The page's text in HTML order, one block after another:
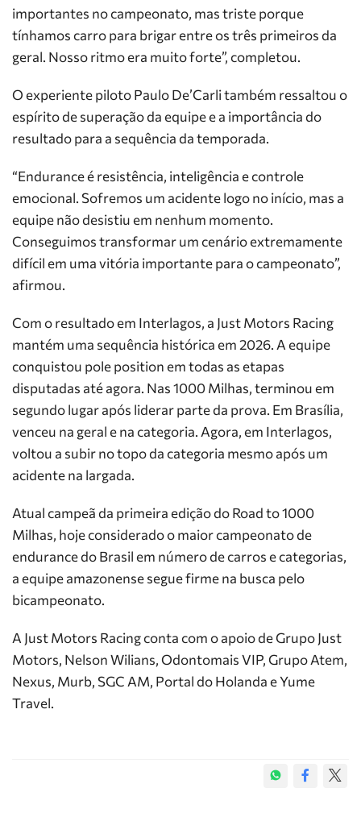
importantes no campeonato, mas triste porque
tínhamos carro para brigar entre os três primeiros da
geral. Nosso ritmo era muito forte”, completou.
O experiente piloto Paulo De’Carli também ressaltou o
espírito de superação da equipe e a importância do
resultado para a sequência da temporada.
“Endurance é resistência, inteligência e controle
emocional. Sofremos um acidente logo no início, mas a
equipe não desistiu em nenhum momento.
Conseguimos transformar um cenário extremamente
difícil em uma vitória importante para o campeonato”,
afirmou.
Com o resultado em Interlagos, a Just Motors Racing
mantém uma sequência histórica em 2026. A equipe
conquistou pole position em todas as etapas
disputadas até agora. Nas 1000 Milhas, terminou em
segundo lugar após liderar parte da prova. Em Brasília,
venceu na geral e na categoria. Agora, em Interlagos,
voltou a subir no topo da categoria mesmo após um
acidente na largada.
Atual campeã da primeira edição do Road to 1000
Milhas, hoje considerado o maior campeonato de
endurance do Brasil em número de carros e categorias,
a equipe amazonense segue firme na busca pelo
bicampeonato.
A Just Motors Racing conta com o apoio de Grupo Just
Motors, Nelson Wilians, Odontomais VIP, Grupo Atem,
Nexus, Murb, SGC AM, Portal do Holanda e Yume
Travel.